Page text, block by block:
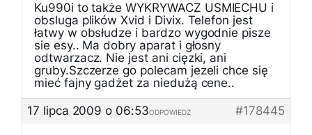
Ku990i to także WYKRYWACZ USMIECHU i
obsluga plików Xvid i Divix. Telefon jest
łatwy w obsłudze i bardzo wygodnie pisze
sie esy.. Ma dobry aparat i głosny
odtwarzacz. Nie jest ani cięzki, ani
gruby.Szczerze go polecam jezeli chce się
mieć fajny gadżet za niedużą cene..
17 lipca 2009 o 06:53
#178445
ODPOWIEDZ